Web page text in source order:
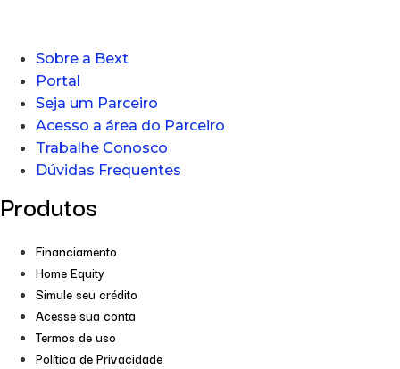
Sobre a Bext
Portal
Seja um Parceiro
Acesso a área do Parceiro
Trabalhe Conosco
Dúvidas Frequentes
Produtos
Financiamento
Home Equity
Simule seu crédito
Acesse sua conta
Termos de uso
Política de Privacidade